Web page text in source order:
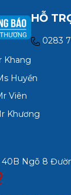
HỖ
0283
Khang
Huyền
Viên
Khương
40B Ngõ 8